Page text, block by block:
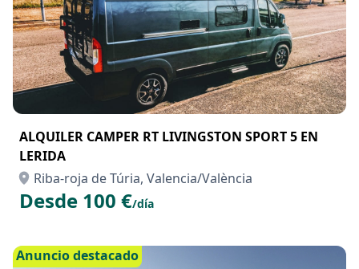
ALQUILER CAMPER RT LIVINGSTON SPORT 5 EN
LERIDA
Riba-roja de Túria, Valencia/València
Desde 100 €/día
Anuncio destacado